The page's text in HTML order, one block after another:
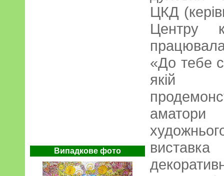
Випадкове фото
ЦКД
Центру
«До тебе
якій
аматори